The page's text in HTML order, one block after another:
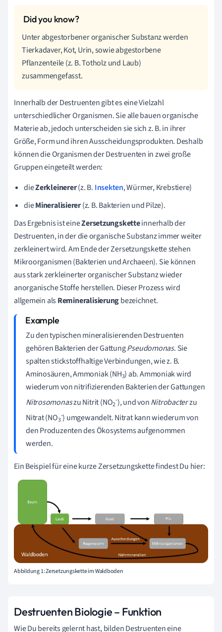
Unter abgestorbener organischer Substanz werden
Tierkadaver, Kot, Urin, sowie abgestorbene
Pflanzenteile (z. B. Totholz und Laub)
zusammengefasst.
Innerhalb der Destruenten gibt es eine Vielzahl
unterschiedlicher Organismen. Sie alle bauen organische
Materie ab, jedoch unterscheiden sie sich z. B. in ihrer
Größe, Form und ihren Ausscheidungsprodukten. Deshalb
können die Organismen der Destruenten in zwei große
Gruppen eingeteilt werden:
dieZerkleinerer(z. B. Insekten, Würmer, Krebstiere)
dieMineralisierer(z. B. Bakterien und Pilze).
Das Ergebnis isteineZersetzungsketteinnerhalb der
Destruenten, in der die organische Substanz immer weiter
zerkleinert wird. Am Ende der Zersetzungskette stehen
Mikroorganismen (Bakterien und Archaeen). Sie können
aus stark zerkleinerter organischer Substanz wieder
anorganische Stoffe herstellen. Dieser Prozess wird
allgemein alsRemineralisierungbezeichnet.
Zu den typischen mineralisierenden Destruenten
gehören Bakterien der GattungPseudomonas. Sie
spalten stickstoffhaltige Verbindungen, wie z. B.
Aminosäuren, Ammoniak (NH3) ab. Ammoniak wird
wiederum von nitrifizierenden Bakterien der Gattungen
Nitrosomonaszu Nitrit (NO2
-), und vonNitrobacterzu
Nitrat (NO3
-) umgewandelt. Nitrat kann wiederum von
den Produzenten des Ökosystems aufgenommen
werden.
Ein Beispiel für eine kurze Zersetzungskette findest Du hier:
Abbildung 1: Zersetzungskette im Waldboden
Destruenten Biologie – Funktion
Wie Du bereits gelernt hast, bilden Destruenten eine